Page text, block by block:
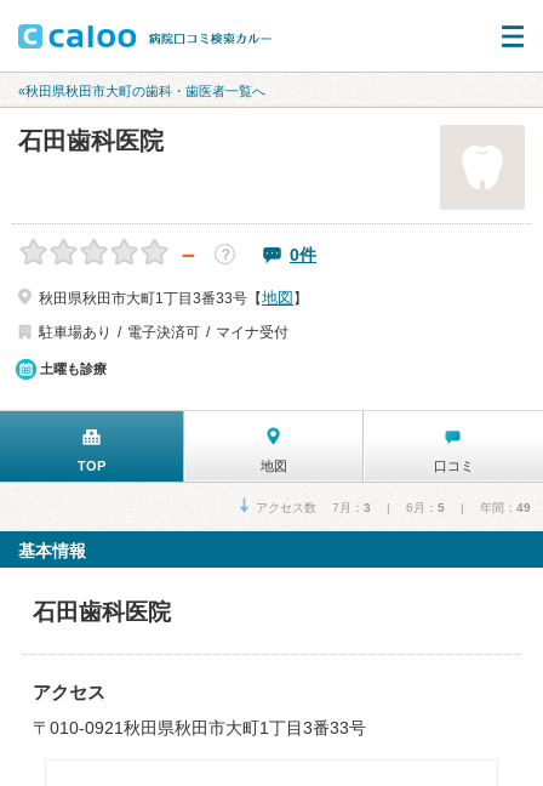
«秋田県秋田市大町の歯科・歯医者一覧へ
石田歯科医院
－ ？ 0件
秋田県秋田市大町1丁目3番33号【地図 】
駐車場あり
電子決済可 マイナ受付
土曜も診療
TOP 地図 口コミ
アクセス数 7月： 3 | 6月： 5 | 年間： 49
基本情報
石田歯科医院
アクセス
〒010-0921秋田県秋田市大町1丁目3番33号